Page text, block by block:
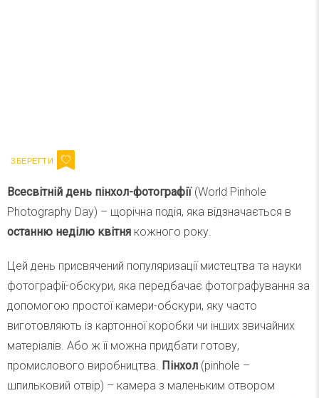
Всесвітній день пінхол-фотографії (World Pinhole
Photography Day) – щорічна подія, яка відзначається в
останню неділю квітня кожного року.
Цей день присвячений популяризації мистецтва та науки
фотографії-обскури, яка передбачає фотографування за
допомогою простої камери-обскури, яку часто
виготовляють із картонної коробки чи інших звичайних
матеріалів. Або ж її можна придбати готову,
промислового виробництва. Пінхол (pinhole –
шпильковий отвір) – камера з маленьким отвором